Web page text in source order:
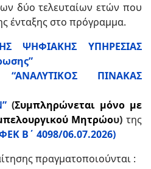
δύο τελευταίων ετών που
ένταξης στο πρόγραμμα.
ΨΗΦΙΑΚΗΣ ΥΠΗΡΕΣΙΑΣ
ΠΙΝΑΚΑΣ
” (Συμπληρώνεται μόνο με
Μητρώου)της
Β΄ 4098/06.07.2026)
πραγματοποιούνται :